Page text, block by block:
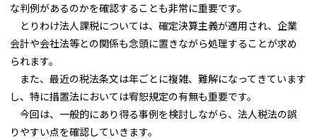
な判例があるのかを確認することも非常に重要です。
とりわけ法人課税については、確定決算主義が適用され、企業
会計や会社法等との関係も念頭に置きながら処理することが求め
られます。
また、最近の税法条文は年ごとに複雑、難解になってきています
し、特に措置法においては宥恕規定の有無も重要です。
今回は、一般的にあり得る事例を検討しながら、法人税法の誤
りやすい点を確認していきます。